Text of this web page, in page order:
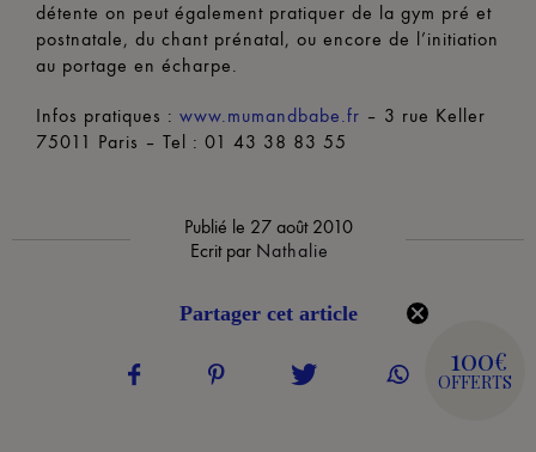
détente on peut également pratiquer de la gym pré et
postnatale, du chant prénatal, ou encore de l’initiation
au portage en écharpe.
Infos pratiques : www.mumandbabe.fr – 3 rue Keller
75011 Paris – Tel : 01 43 38 83 55
Publié le 27 août 2010
Ecrit par Nathalie
Partager cet article
100€
OFFERTS